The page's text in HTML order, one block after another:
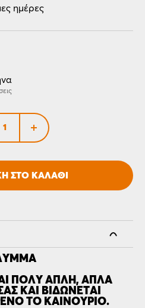
ημέρες
ΣΤΟ ΚΑΛΆΘΙ
ΠΟΛΎ ΑΠΛΉ, ΑΠΛΆ
ΚΑΙ ΒΙΔΏΝΕΤΑΙ
ΤΟ ΚΑΙΝΟΎΡΙΟ.